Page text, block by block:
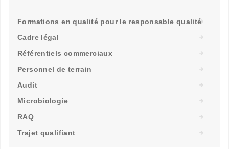
Formations en qualité pour le responsable qualité
Cadre légal
Référentiels commerciaux
Personnel de terrain
Audit
Microbiologie
RAQ
Trajet qualifiant